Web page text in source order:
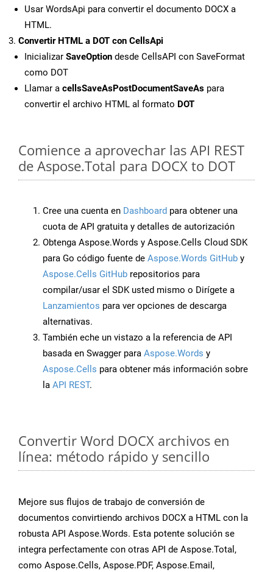
Usar WordsApi para convertir el documento DOCX a
HTML.
Convertir HTML a DOT con CellsApi
Inicializar SaveOption desde CellsAPI con SaveFormat
como DOT
Llamar a cellsSaveAsPostDocumentSaveAs para
convertir el archivo HTML al formato DOT
Comience a aprovechar las API REST
de Aspose.Total para DOCX to DOT
Cree una cuenta en Dashboard para obtener una
cuota de API gratuita y detalles de autorización
Obtenga Aspose.Words y Aspose.Cells Cloud SDK
para Go código fuente de Aspose.Words GitHub y
Aspose.Cells GitHub repositorios para
compilar/usar el SDK usted mismo o Dirígete a
Lanzamientos para ver opciones de descarga
alternativas.
También eche un vistazo a la referencia de API
basada en Swagger para Aspose.Words y
Aspose.Cells para obtener más información sobre
la API REST.
Convertir Word DOCX archivos en
línea: método rápido y sencillo
Mejore sus flujos de trabajo de conversión de
documentos convirtiendo archivos DOCX a HTML con la
robusta API Aspose.Words. Esta potente solución se
integra perfectamente con otras API de Aspose.Total,
como Aspose.Cells, Aspose.PDF, Aspose.Email,